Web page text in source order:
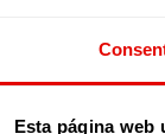
Esta página web